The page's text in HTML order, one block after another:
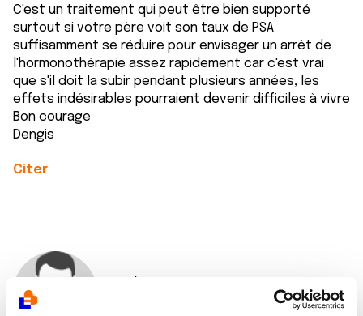
C'est un traitement qui peut être bien supporté
surtout si votre père voit son taux de PSA
suffisamment se réduire pour envisager un arrêt de
l'hormonothérapie assez rapidement car c'est vrai
que s'il doit la subir pendant plusieurs années, les
effets indésirables pourraient devenir difficiles à vivre
Bon courage
Dengis
Citer